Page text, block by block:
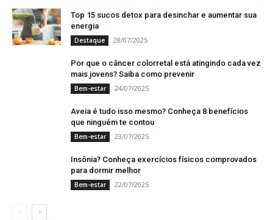
Top 15 sucos detox para desinchar e aumentar sua
energia
Destaque 28/07/2025
Por que o câncer colorretal está atingindo cada vez
mais jovens? Saiba como prevenir
Bem-estar 24/07/2025
Aveia é tudo isso mesmo? Conheça 8 benefícios
que ninguém te contou
Bem-estar 23/07/2025
Insônia? Conheça exercícios físicos comprovados
para dormir melhor
Bem-estar 22/07/2025